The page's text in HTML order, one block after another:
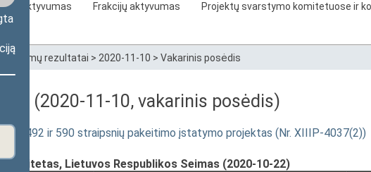
aktyvumas Frakcijų aktyvumas
Projektų svarstymo komitetuose ir
rezultatai > 2020-11-10 > Vakarinis posėdis
(2020-11-10, vakarinis posėdis)
492 ir 590 straipsnių pakeitimo įstatymo projektas (Nr. XIIIP-4037(2))
komitetas, Lietuvos Respublikos Seimas (2020-10-22)